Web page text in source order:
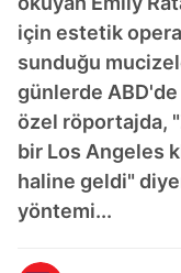
için estetik
sunduğu
günlerde
özel röportajda,
bir Los Angeles
haline geldi"
yöntemi...